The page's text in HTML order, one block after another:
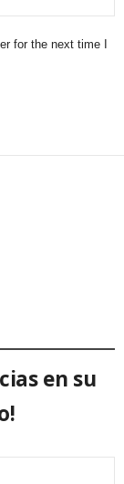
for the next time I
en su